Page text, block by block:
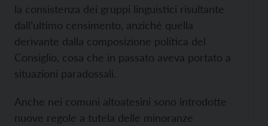
la consistenza dei gruppi linguistici risultante
dall’ultimo censimento, anziché quella
derivante dalla composizione politica del
Consiglio, cosa che in passato aveva portato a
situazioni paradossali.
Anche nei comuni altoatesini sono introdotte
nuove regole a tutela delle minoranze